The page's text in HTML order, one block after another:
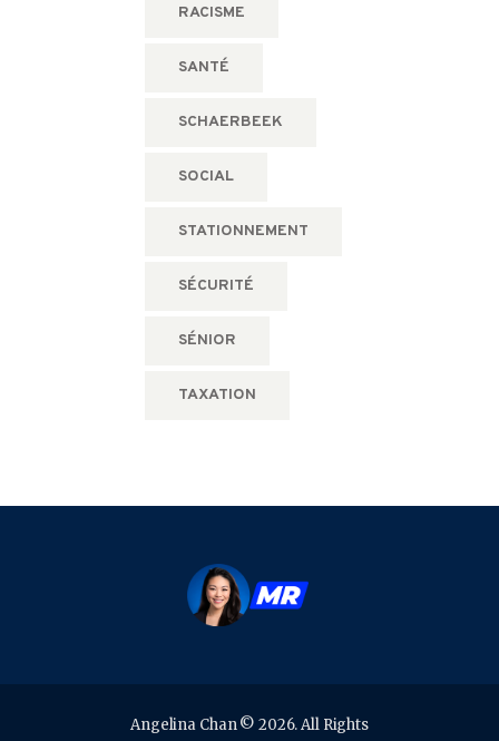
RACISME
SANTÉ
SCHAERBEEK
SOCIAL
STATIONNEMENT
SÉCURITÉ
SÉNIOR
TAXATION
Angelina Chan © 2026. All Rights